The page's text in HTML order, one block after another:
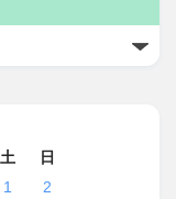
土
日
1
2